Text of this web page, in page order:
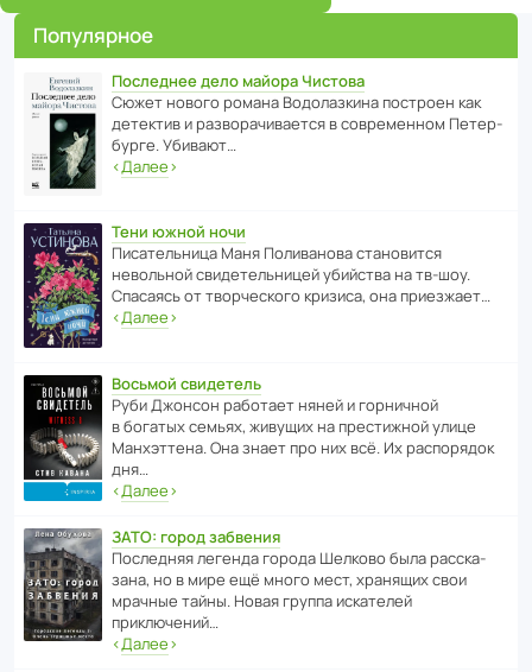
Популярное
Последнее дело майора Чистова
Сюжет нового романа Водо­ла­з­кина пост­роен как
дете­ктив и разво­ра­чи­ва­ется в совре­менном Пете­р­
бурге. Убивают…
‹Далее›
Тени южной ночи
Писа­тель­ница Маня Поли­ва­нова стано­вится
невольной свиде­тель­ницей убийства на тв-шоу.
Спасаясь от твор­че­с­кого кризиса, она приезжает…
‹Далее›
Восьмой свидетель
Руби Джонсон рабо­тает няней и горни­чной
в богатых семьях, живущих на прес­ти­жной улице
Манх­эт­тена. Она знает про них всё. Их распо­рядок
дня…
‹Далее›
ЗАТО: город забвения
После­дняя легенда города Шелково была расска­
зана, но в мире ещё много мест, хранящих свои
мрачные тайны. Новая группа иска­телей
приключений…
‹Далее›